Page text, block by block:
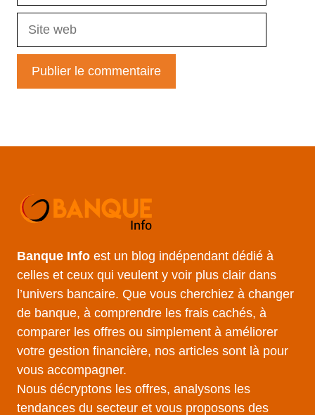
Site
Banque Info est un blog indépendant dédié à
celles et ceux qui veulent y voir plus clair dans
l’univers bancaire. Que vous cherchiez à changer
de banque, à comprendre les frais cachés, à
comparer les offres ou simplement à améliorer
votre gestion financière, nos articles sont là pour
vous accompagner.
Nous décryptons les offres, analysons les
tendances du secteur et vous proposons des